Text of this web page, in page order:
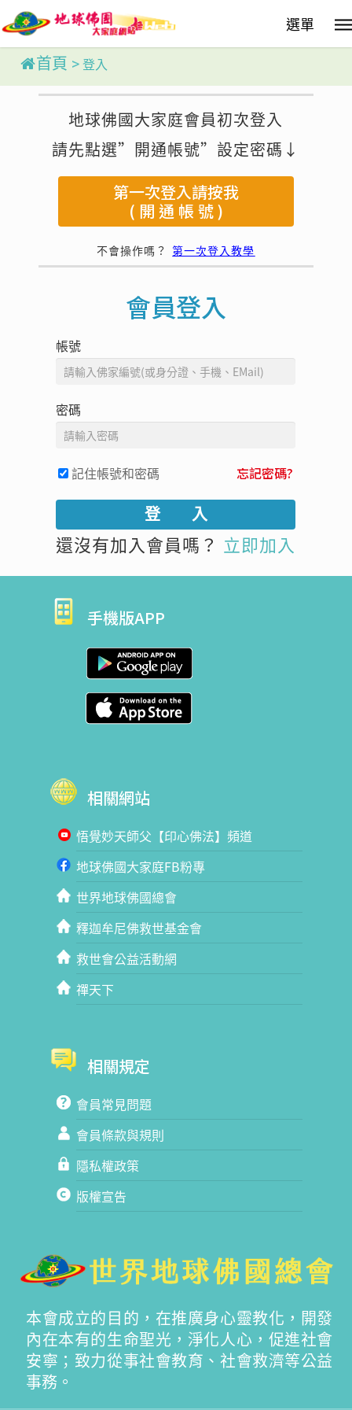
to
main
content
選單
首頁 > 登入
地球佛國大家庭會員初次登入
請先點選”開通帳號”設定密碼↓
第一次登入請按我
( 開 通 帳 號 )
不會操作嗎？ 第一次登入教學
會員登入
帳號
密碼
記住帳號和密碼 忘記密碼?
還沒有加入會員嗎？ 立即加入
手機版APP
相關網站
悟覺妙天師父【印心佛法】頻道
地球佛國大家庭FB粉專
世界地球佛國總會
釋迦牟尼佛救世基金會
救世會公益活動網
禪天下
相關規定
會員常見問題
會員條款與規則
隱私權政策
版權宣告
本會成立的目的，在推廣身心靈教化，開發
內在本有的生命聖光，淨化人心，促進社會
安寧；致力從事社會教育、社會救濟等公益
事務。